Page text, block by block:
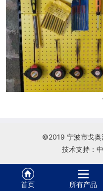
©2019 宁波市戈奥
技术支持：
首页 所有产品